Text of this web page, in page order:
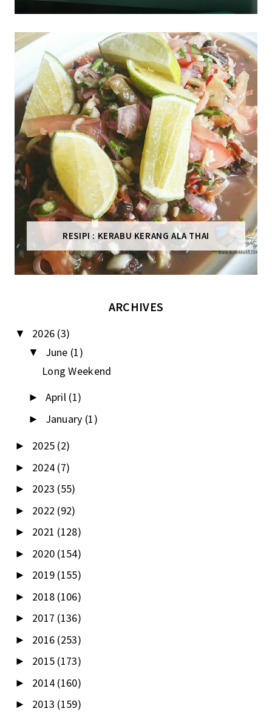
RESIPI : KERABU KERANG ALA THAI
ARCHIVES
▼ 2026 (3)
▼ June (1)
Long Weekend
► April (1)
► January (1)
► 2025 (2)
► 2024 (7)
► 2023 (55)
► 2022 (92)
► 2021 (128)
► 2020 (154)
► 2019 (155)
► 2018 (106)
► 2017 (136)
► 2016 (253)
► 2015 (173)
► 2014 (160)
► 2013 (159)